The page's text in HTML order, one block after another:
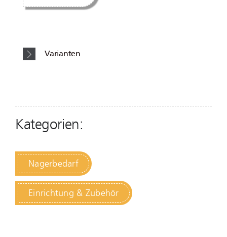
Varianten
Kategorien:
Nagerbedarf
Einrichtung & Zubehör